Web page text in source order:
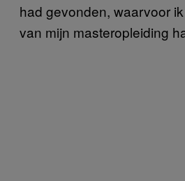
had gevonden, waarvoor
van mijn masteropleiding